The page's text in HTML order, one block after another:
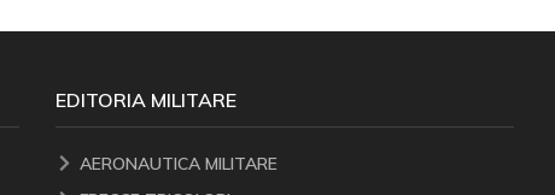
EDITORIA MILITARE
AERONAUTICA MILITARE